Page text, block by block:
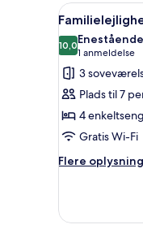
soveværelser
Double
2
Twin)
Indlæs
alle
billeder
af
-
3
(7
5
10,010,0 ud af 10
Enestående
1 anmeldelse
(1
3
Plads til 7
4
Gratis Wi-Fi
Flere
Flere
-